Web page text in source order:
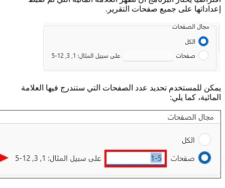
إعداداتها على جميع صفحات التقرير.
يمكن للمستخدم تحديد عدد الصفحات التي ستندرج فيها العلامة
المائية، كما يلي: